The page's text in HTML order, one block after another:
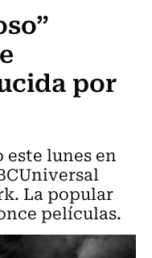
por
lunes en
La popular
películas.